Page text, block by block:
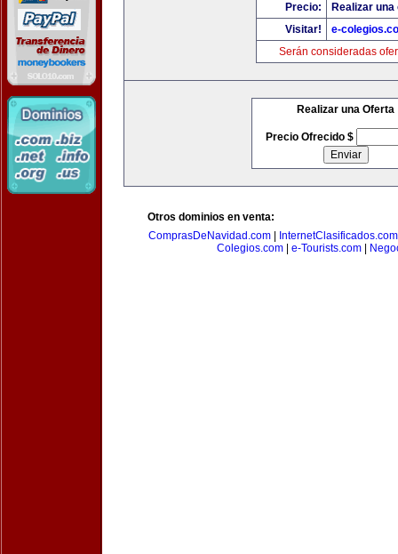
Precio:
Realizar
Visitar!
e-
Serán consideradas
Realizar una Oferta
Precio Ofrecido $
Otros dominios en venta:
ComprasDeNavidad.com
InternetClasificados.com
Colegios.com| e-Tourists.com|